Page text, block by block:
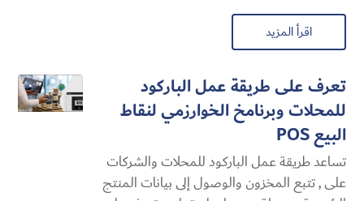
اقرأ المزيد
تعرف على طريقة عمل الباركود
للمحلات وبرنامخ الخوارزمي لنقاط
البيع POS
تساعد طريقة عمل الباركود للمحلات والشركات
على , تتبع المخزون والوصول إلى بيانات المنتج